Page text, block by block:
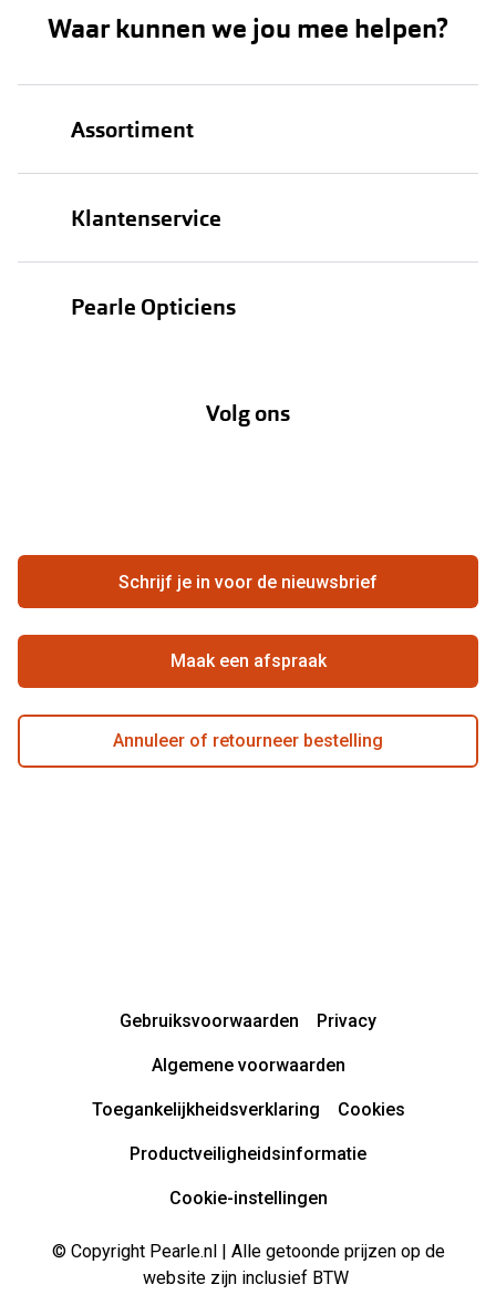
Waar kunnen we jou mee helpen?
Assortiment
Klantenservice
Verzending
Hier de overeenkomst ontbinden
Zorgvergoeding
Pearle Opticiens
Ondernemen bij Pearle
Beste winkelketen
Actievoorwaarden
Volg ons
Schrijf je in voor de nieuwsbrief
Maak een afspraak
Annuleer of retourneer bestelling
Gebruiksvoorwaarden Privacy
Algemene voorwaarden
Toegankelijkheidsverklaring Cookies
Productveiligheidsinformatie
Cookie-instellingen
© Copyright Pearle.nl | Alle getoonde prijzen op de
website zijn inclusief BTW